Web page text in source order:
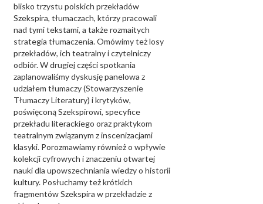
blisko trzystu polskich przekładów
Szekspira, tłumaczach, którzy pracowali
nad tymi tekstami, a także rozmaitych
strategia tłumaczenia. Omówimy też losy
przekładów, ich teatralny i czytelniczy
odbiór. W drugiej części spotkania
zaplanowaliśmy dyskusję panelowa z
udziałem tłumaczy (Stowarzyszenie
Tłumaczy Literatury) i krytyków,
poświęconą Szekspirowi, specyfice
przekładu literackiego oraz praktykom
teatralnym związanym z inscenizacjami
klasyki. Porozmawiamy również o wpływie
kolekcji cyfrowych i znaczeniu otwartej
nauki dla upowszechniania wiedzy o historii
kultury. Posłuchamy też krótkich
fragmentów Szekspira w przekładzie z